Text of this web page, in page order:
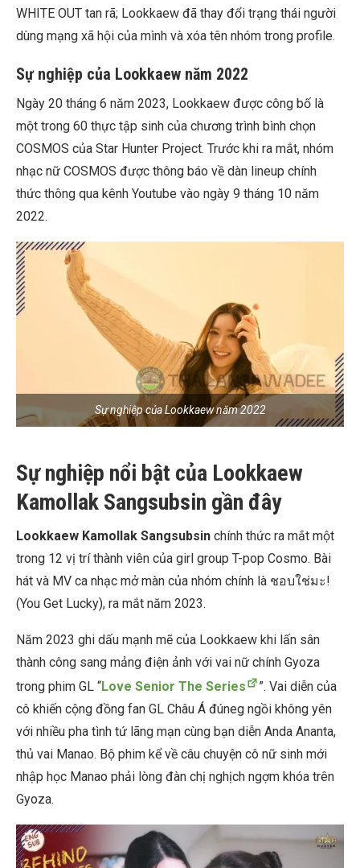
WHITE OUT tan rã; Lookkaew đã thay đổi trạng thái người
dùng mạng xã hội của mình và xóa tên nhóm trong profile.
Sự nghiệp của Lookkaew năm 2022
Ngày 20 tháng 6 năm 2023, Lookkaew được công bố là
một trong 60 thực tập sinh của chương trình bình chọn
COSMOS của Star Hunter Project. Trước khi ra mắt, nhóm
nhạc nữ COSMOS được thông báo về dàn lineup chính
thức thông qua kênh Youtube vào ngày 9 tháng 10 năm
2022.
Sự nghiệp của Lookkaew năm 2022
Sự nghiệp nổi bật của Lookkaew
Kamollak Sangsubsin gần đây
Lookkaew Kamollak Sangsubsin chính thức ra mắt một
trong 12 vị trí thành viên của girl group T-pop Cosmo. Bài
hát và MV ca nhạc mở màn của nhóm chính là ชอบใช่มะ!
(You Get Lucky), ra mắt năm 2023.
Năm 2023 ghi dấu mạnh mẽ của Lookkaew khi lấn sân
thành công sang mảng điện ảnh với vai nữ chính Gyoza
trong phim GL “Love Senior The Series
”. Vai diễn của
cô khiến cộng đồng fan GL Châu Á đúneg ngồi không yên
với nhiều pha tình tứ lãng mạn cùng bạn diễn Anda Ananta,
thủ vai Manao. Bộ phim kể về câu chuyện cô nữ sinh mới
nhập học Manao phải lòng đàn chị nghịch ngợm khóa trên
Gyoza.